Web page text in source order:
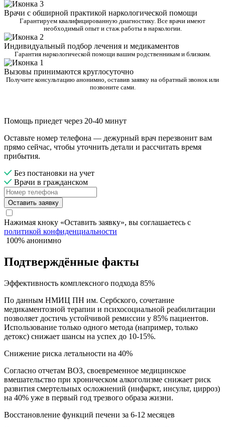
Врачи с обширной практикой наркологической помощи
Гарантируем квалифицированную диагностику. Все врачи имеют
необходимый опыт и стаж работы в наркологии.
Индивидуальный подбор лечения и медикаментов
Гарантия наркологической помощи вашим родственникам и близким.
Вызовы принимаются круглосуточно
Получите консультацию анонимно, оставив заявку на обратный звонок или
позвоните сами.
Помощь приедет через 20-40 минут
Оставьте номер телефона — дежурный врач перезвонит вам
прямо сейчас, чтобы уточнить детали и рассчитать время
прибытия.
Без постановки на учет
Врачи в гражданском
Оставить заявку
Нажимая кноку «Оставить заявку», вы соглашаетесь с
политикой конфиденциальности
100% анонимно
Подтверждённые факты
Эффективность комплексного подхода 85%
По данным НМИЦ ПН им. Сербского, сочетание
медикаментозной терапии и психосоциальной реабилитации
позволяет достичь устойчивой ремиссии у 85% пациентов.
Использование только одного метода (например, только
детокс) снижает шансы на успех до 10-15%.
Снижение риска летальности на 40%
Согласно отчетам ВОЗ, своевременное медицинское
вмешательство при хроническом алкоголизме снижает риск
развития смертельных осложнений (инфаркт, инсульт, цирроз)
на 40% уже в первый год трезвого образа жизни.
Восстановление функций печени за 6-12 месяцев